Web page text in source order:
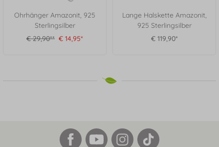
Ohrhänger Amazonit, 925
Sterlingsilber
€ 29,90** € 14,95*
Lange Halskette Amazonit,
925 Sterlingsilber
€ 119,90*